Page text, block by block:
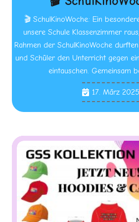
🎬 SchulKinoWoche: Ein
unsere Schule Klassenzimmer
Rahmen der SchulKinoWoche
und Schüler den Unterricht gegen
eintauschen. Gemeinsam
17. März 2025